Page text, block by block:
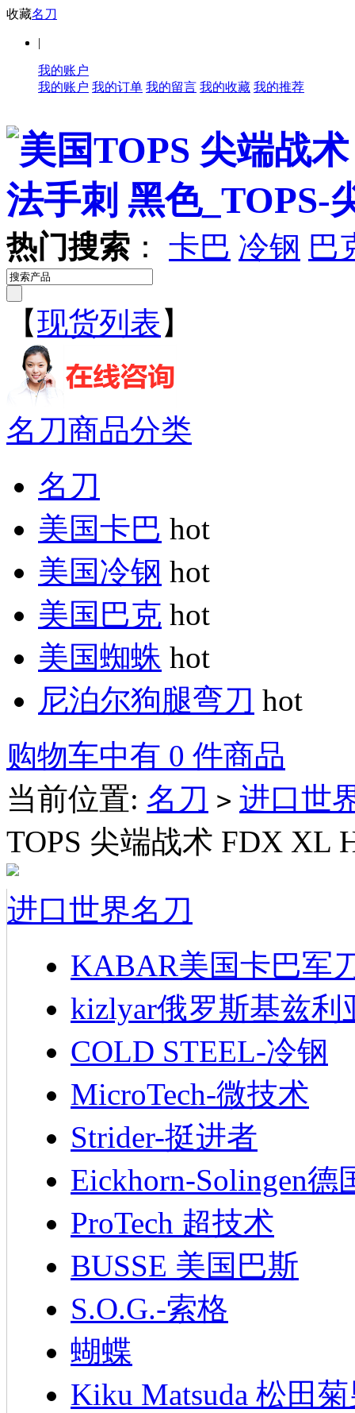
收藏名刀
|
我的账户
我的账户 我的订单 我的留言 我的收藏 我的推荐
热门搜索 ： 卡巴 冷钢 巴
【现货列表 】
名刀商品分类
名刀
美国卡巴 hot
美国冷钢 hot
美国巴克 hot
美国蜘蛛 hot
尼泊尔狗腿弯刀 hot
购物车中有 0 件商品
当前位置: 名刀 > 进口世
TOPS 尖端战术 FDX XL
进口世界名刀
KABAR美国卡巴军
kizlyar俄罗斯基兹利
COLD STEEL-冷钢
MicroTech-微技术
Strider-挺进者
Eickhorn-Solingen德
ProTech 超技术
BUSSE 美国巴斯
S.O.G.-索格
蝴蝶
Kiku Matsuda 松田